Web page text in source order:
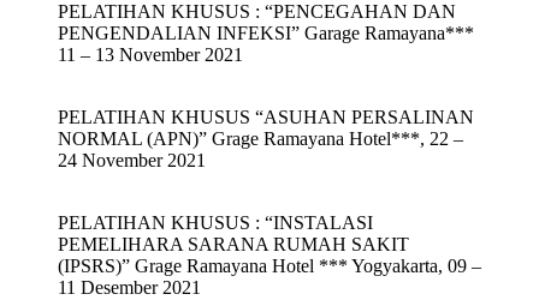
PELATIHAN KHUSUS : “PENCEGAHAN DAN
PENGENDALIAN INFEKSI” Garage Ramayana***
11 – 13 November 2021
PELATIHAN KHUSUS “ASUHAN PERSALINAN
NORMAL (APN)” Grage Ramayana Hotel***, 22 –
24 November 2021
PELATIHAN KHUSUS : “INSTALASI
PEMELIHARA SARANA RUMAH SAKIT
(IPSRS)” Grage Ramayana Hotel *** Yogyakarta, 09 –
11 Desember 2021